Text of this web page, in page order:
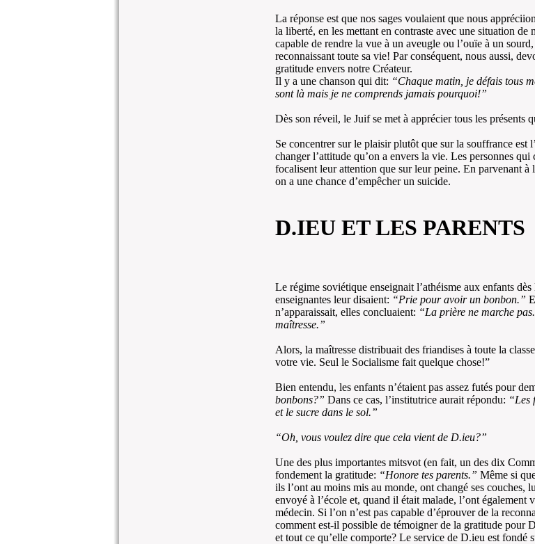
La réponse est que nos sages voulaient que nous
la liberté, en les mettant en contraste avec une situation de
capable de rendre la vue à un aveugle ou l’ouïe à un
reconnaissant toute sa vie! Par conséquent, nous aussi,
gratitude envers notre Créateur.
Il y a une chanson qui dit: “Chaque matin, je défais tous
sont là mais je ne comprends jamais pourquoi!”
Dès son réveil, le Juif se met à apprécier tous les présents
Se concentrer sur le plaisir plutôt que sur la souffrance est
changer l’attitude qu’on a envers la vie. Les personnes
focalisent leur attention que sur leur peine. En parvenant à
on a une chance d’empêcher un suicide.
D.IEU ET LES PARENTS
Le régime soviétique enseignait l’athéisme aux enfants
enseignantes leur disaient: “Prie pour avoir un bonbon.”
n’apparaissait, elles concluaient: “La prière ne marche
maîtresse.”
Alors, la maîtresse distribuait des friandises à toute la
votre vie. Seul le Socialisme fait quelque chose!”
Bien entendu, les enfants n’étaient pas assez futés pour
bonbons?” Dans ce cas, l’institutrice aurait répondu: “Les
et le sucre dans le sol.”
“Oh, vous voulez dire que cela vient de D.ieu?”
Une des plus importantes mitsvot (en fait, un des dix
fondement la gratitude: “Honore tes parents.” Même si
ils l’ont au moins mis au monde, ont changé ses couches,
envoyé à l’école et, quand il était malade, l’ont également
médecin. Si l’on n’est pas capable d’éprouver de la
comment est-il possible de témoigner de la gratitude pour
et tout ce qu’elle comporte? Le service de D.ieu est fondé